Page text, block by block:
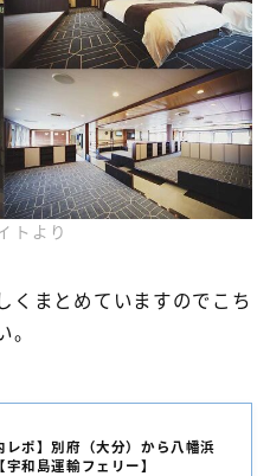
トより
くまとめていますのでこち
。
レポ】別府（大分）から八幡浜
宇和島運輸フェリー】